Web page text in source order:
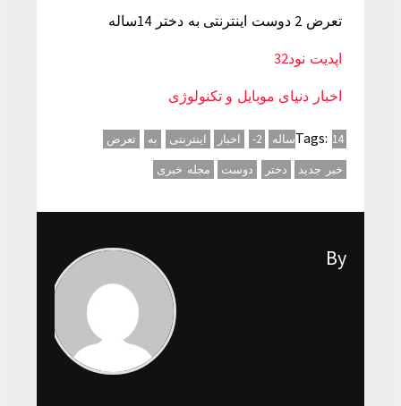
تعرض 2 دوست اینترنتی به دختر 14ساله
اپدیت نود32
اخبار دنیای موبایل و تکنولوژی
Tags: 14ساله 2- اخبار اینترنتی به
تعرض
خبر جدید
دختر دوست مجله خبری
By